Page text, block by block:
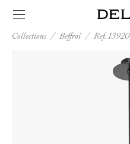
Collections /Beffroi/Ref. 13920